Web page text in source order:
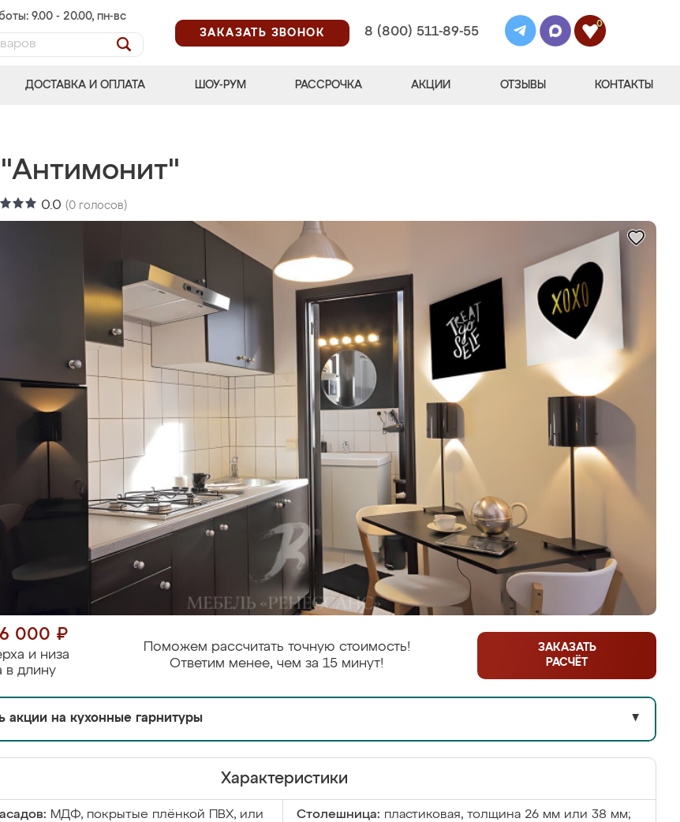
9.00 - 20.00, пн-вс
ЗАКАЗАТЬ ЗВОНОК
8 (800) 511-89-55
0
ДОСТАВКА И ОПЛАТА ШОУ-РУМ РАССРОЧКА АКЦИИ ОТЗЫВЫ КОНТАКТЫ
"Антимонит"
0.0 (0 голосов)
000 ₽
и низа
в длину
Поможем рассчитать точную стоимость!
Ответим менее, чем за 15 минут!
ЗАКАЗАТЬ
РАСЧЁТ
акции на кухонные гарнитуры ▼
Характеристики
МДФ, покрытые плёнкой ПВХ, или
Столешница: пластиковая, толщина 26 мм или 38 мм;